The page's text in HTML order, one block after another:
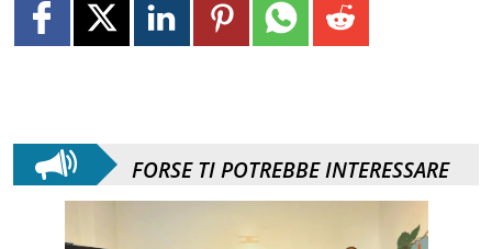
FORSE TI POTREBBE INTERESSARE